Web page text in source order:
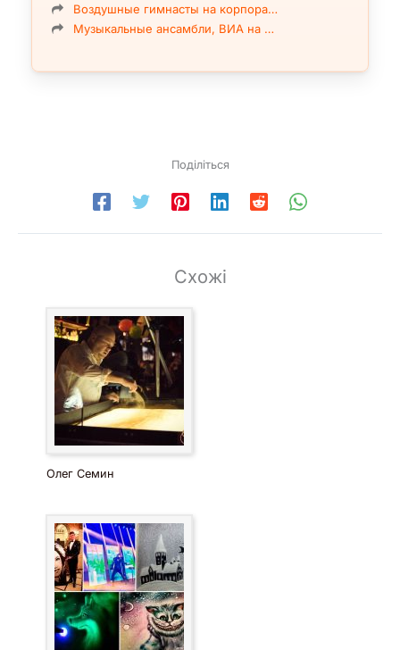
Воздушные гимнасты на корпора…
Музыкальные ансамбли, ВИА на …
Поділіться
Схожі
Олег Семин